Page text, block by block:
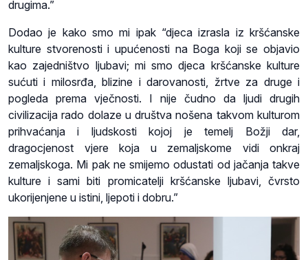
drugima.”
Dodao je kako smo mi ipak “djeca izrasla iz kršćanske
kulture stvorenosti i upućenosti na Boga koji se objavio
kao zajedništvo ljubavi; mi smo djeca kršćanske kulture
sućuti i milosrđa, blizine i darovanosti, žrtve za druge i
pogleda prema vječnosti. I nije čudno da ljudi drugih
civilizacija rado dolaze u društva nošena takvom kulturom
prihvaćanja i ljudskosti kojoj je temelj Božji dar,
dragocjenost vjere koja u zemaljskome vidi onkraj
zemaljskoga. Mi pak ne smijemo odustati od jačanja takve
kulture i sami biti promicatelji kršćanske ljubavi, čvrsto
ukorijenjene u istini, ljepoti i dobru.”